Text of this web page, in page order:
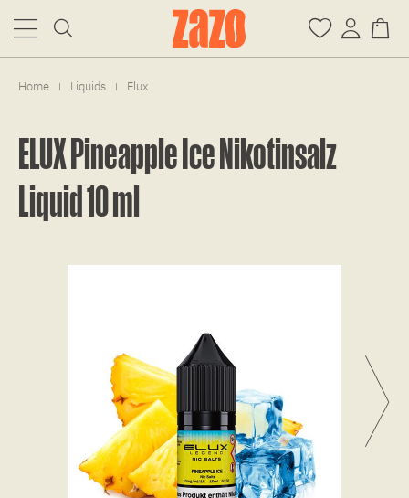
Home | Liquids | Elux
ELUX Pineapple Ice Nikotinsalz
Liquid 10 ml